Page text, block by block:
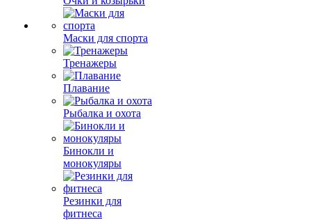
Маски для спорта
Тренажеры
Плавание
Рыбалка и охота
Бинокли и
монокуляры
Резинки для
фитнеса